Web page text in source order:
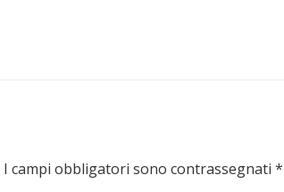
I campi obbligatori sono contrassegnati *